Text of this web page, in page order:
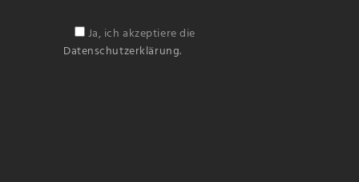
Ja, ich akzeptiere die
Datenschutzerklärung.